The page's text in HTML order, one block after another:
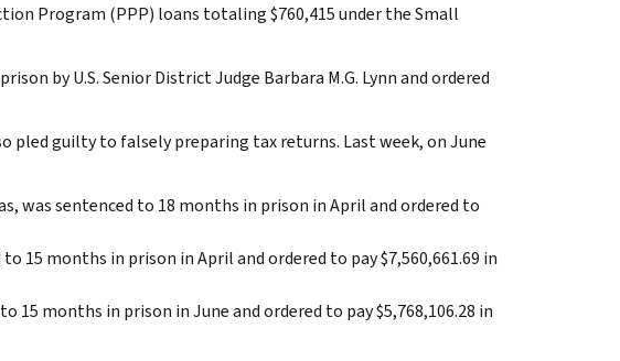
Program (PPP) loans totaling $760,415 under the Small
by U.S. Senior District Judge Barbara M.G. Lynn and ordered
pled guilty to falsely preparing tax returns. Last week, on June
was sentenced to 18 months in prison in April and ordered to
15 months in prison in April and ordered to pay $7,560,661.69 in
months in prison in June and ordered to pay $5,768,106.28 in